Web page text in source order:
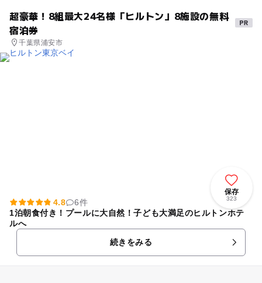
超豪華！8組最大24名様「ヒルトン」8施設の無料
宿泊券
千葉県浦安市
保存
323
4.8
6件
1泊朝食付き！プールに大自然！子ども大満足のヒルトンホテ
ルへ
続きをみる